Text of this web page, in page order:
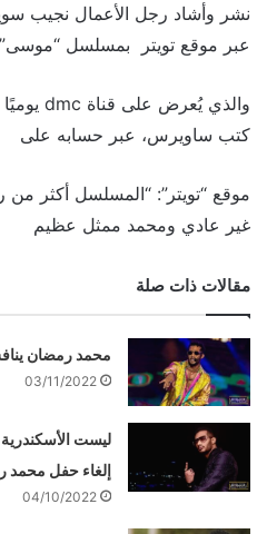
نشر وأشاد رجل الأعمال نجيب
عبر موقع تويتر بمسلسل
والذي
كتب ساويرس، عبر حسابه على
موقع “تويتر”: “المسلسل أكثر من
غير عادي ومحمد ممثل عظيم
مقالات ذات صلة
محمد رمضان ينافس بـ 4 ثنائيات
03/11/2022
ليست
إلغاء حفل محمد
04/10/2022